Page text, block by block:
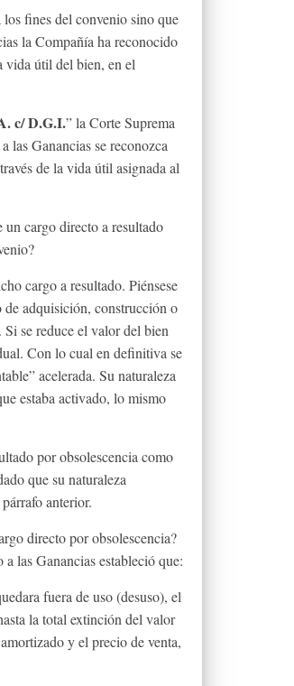
fines del convenio sino que
la Compañía ha reconocido
vida útil del bien, en el
c/ D.G.I.” la Corte Suprema
las Ganancias se reconozca
de la vida útil asignada al
un cargo directo a resultado
cargo a resultado. Piénsese
adquisición, construcción o
se reduce el valor del bien
Con lo cual en definitiva se
acelerada. Su naturaleza
estaba activado, lo mismo
por obsolescencia como
que su naturaleza
anterior.
directo por obsolescencia?
las Ganancias estableció que:
fuera de uso (desuso), el
la total extinción del valor
y el precio de venta,